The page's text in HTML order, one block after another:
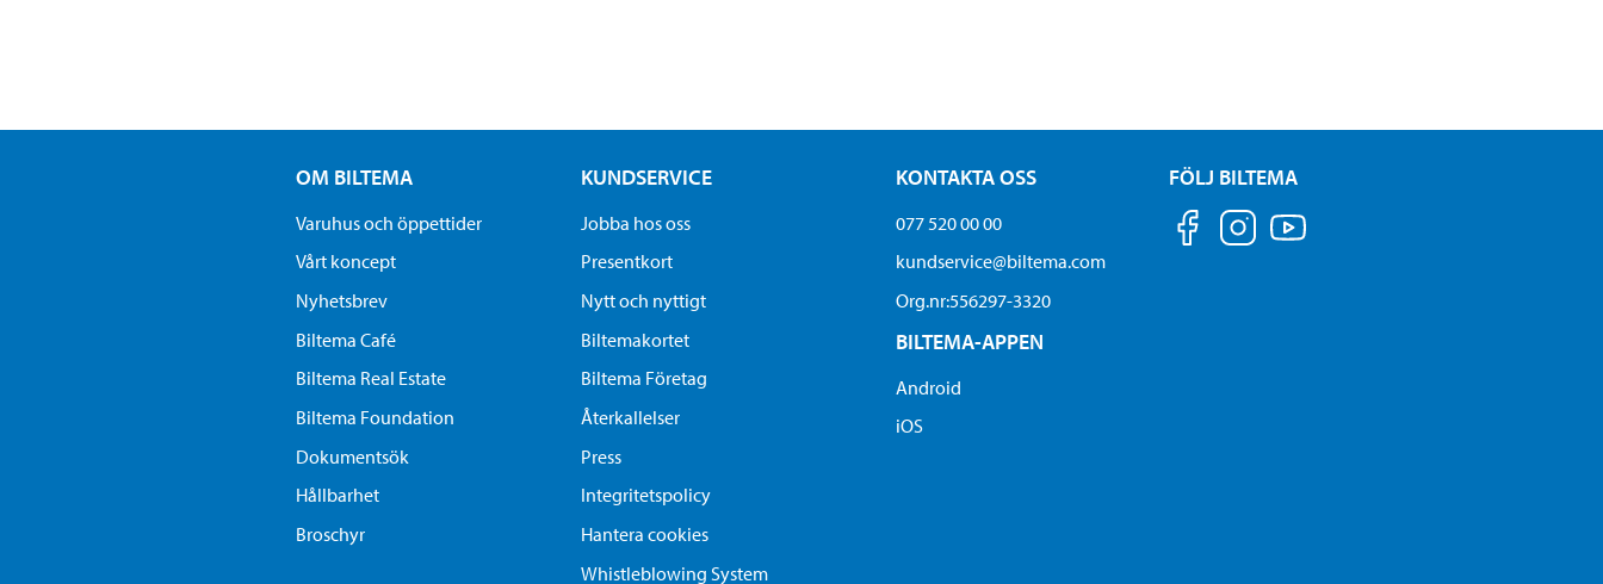
OM BILTEMA
Varuhus och öppettider
Vårt koncept
Nyhetsbrev
Biltema Café
Biltema Real Estate
Biltema Foundation
Dokumentsök
Hållbarhet
Broschyr
KUNDSERVICE
Jobba hos oss
Presentkort
Nytt och nyttigt
Biltemakortet
Biltema Företag
Återkallelser
Press
Integritetspolicy
Hantera cookies
Whistleblowing System
KONTAKTA OSS
077 520 00 00
kundservice@biltema.com
Org.nr:556297-3320
BILTEMA-APPEN
Android
iOS
FÖLJ BILTEMA